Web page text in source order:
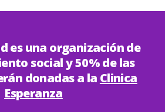
es una organización de
social y 50% de las
donadas a la Clinica
Esperanza